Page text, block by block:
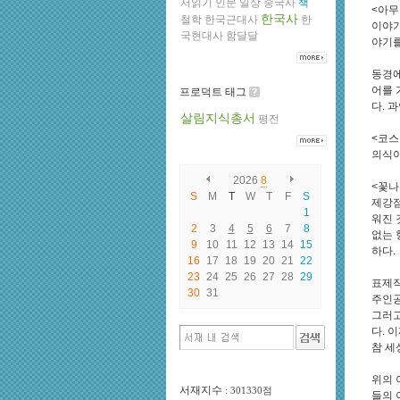
<아
이야
야기
동경
어를
다.
<코
의식
<꽃
제강
워진
없는
하다.
표제
주인
그러
다.
참 세
위의
들의
철학 한국근대사 한국사 한
국현대사 함달달
프로덕트 태그
살림지식총서 평전
2026 8
S
M T W T F
S
1
2
3 4 5 6 7
8
9
10 11 12 13 14 15
16
17 18 19 20 21
22
23 24 25 26 27 28 29
30 31
서재지수 : 301330점